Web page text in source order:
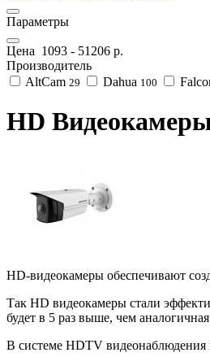
Параметры
Цена 1093 - 51206 р.
Производитель
AltCam 29 Dahua 100
HD
HD-видеокамеры обеспечивают
Так HD видеокамеры стали
будет в 5 раз выше, чем
В системе HDTV видеонаблюдения